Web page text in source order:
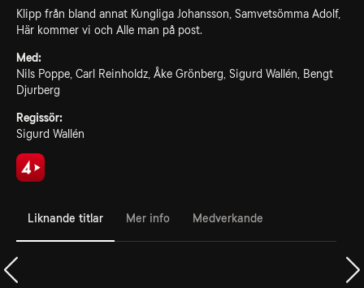
Klipp från bland annat Kungliga Johansson, Samvetsömma Adolf,
Här kommer vi och Alle man på post.
Med:
Nils Poppe, Carl Reinholdz, Åke Grönberg, Sigurd Wallén, Bengt
Djurberg
Regissör:
Sigurd Wallén
Liknande titlar Mer info Medverkande